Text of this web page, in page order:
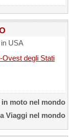
USA
Ovest degli Stati
moto nel mondo
Viaggi nel mondo